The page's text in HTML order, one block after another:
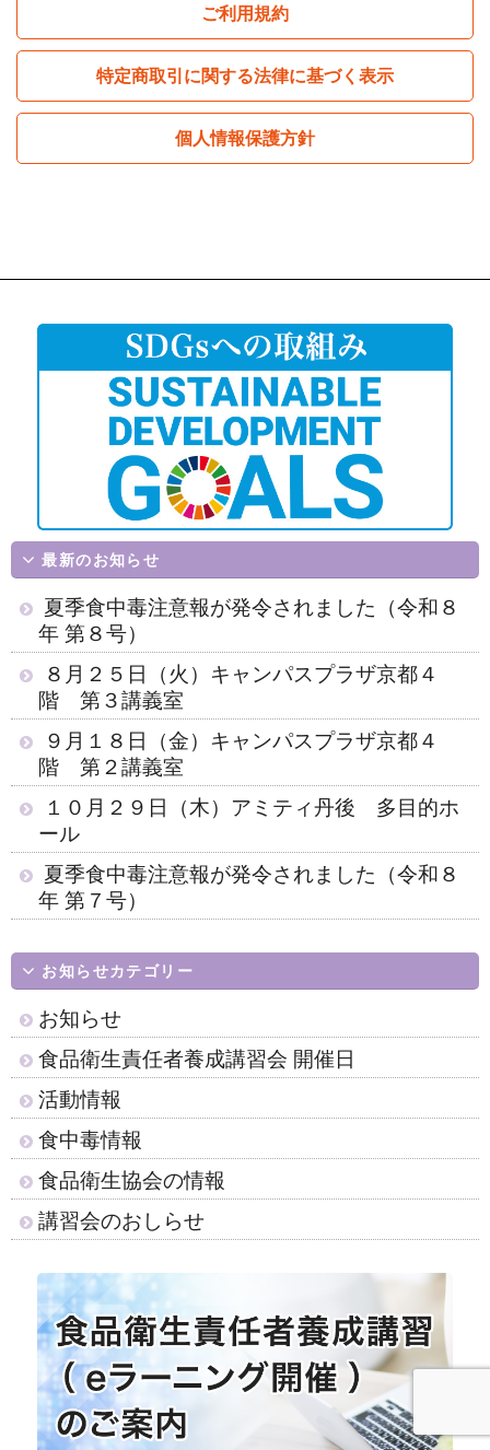
ご利用規約
特定商取引に関する法律に基づく表示
個人情報保護方針
最新のお知らせ
夏季食中毒注意報が発令されました（令和８
年 第８号）
８月２５日（火）キャンパスプラザ京都４
階 第３講義室
９月１８日（金）キャンパスプラザ京都４
階 第２講義室
１０月２９日（木）アミティ丹後 多目的ホ
ール
夏季食中毒注意報が発令されました（令和８
年 第７号）
お知らせカテゴリー
お知らせ
食品衛生責任者養成講習会 開催日
活動情報
食中毒情報
食品衛生協会の情報
講習会のおしらせ